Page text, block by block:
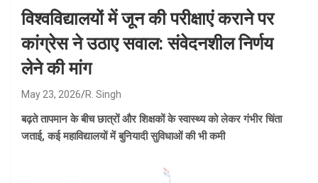
विश्वविद्यालयों में जून की परीक्षाएं कराने पर
कांग्रेस ने उठाए सवाल: संवेदनशील निर्णय
लेने की मांग
May 23, 2026 R. Singh
बढ़ते तापमान के बीच छात्रों और शिक्षकों के स्वास्थ्य को लेकर गंभीर चिंता
जताई, कई महाविद्यालयों में बुनियादी सुविधाओं की भी कमी